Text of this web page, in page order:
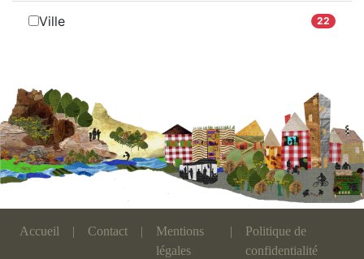
Ville 22
Accueil | Contact |
Mentions
légales
|
Politique de
confidentialité